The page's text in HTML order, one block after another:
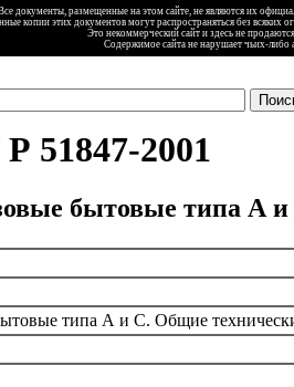
документы, размещенные на этом сайте, не являются их
копии этих документов могут распространяться без
Это некоммерческий сайт и здесь не
Содержимое сайта не нарушает чьих-либо
51847-2001
бытовые типа А
типа А и С. Общие